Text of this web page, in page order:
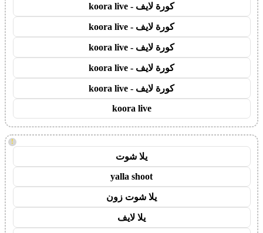
كورة لايف - koora live
كورة لايف - koora live
كورة لايف - koora live
كورة لايف - koora live
كورة لايف - koora live
koora live
!
يلا شوت
yalla shoot
يلا شوت زون
يلا لايف